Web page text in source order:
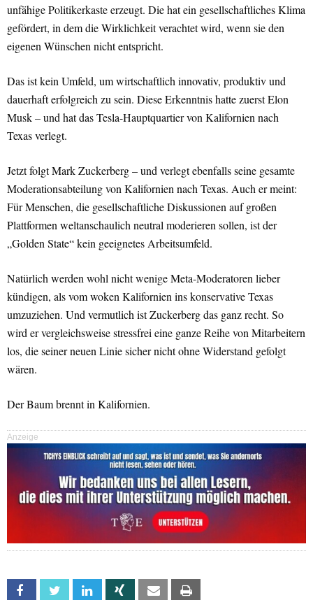
unfähige Politikerkaste erzeugt. Die hat ein gesellschaftliches Klima
gefördert, in dem die Wirklichkeit verachtet wird, wenn sie den
eigenen Wünschen nicht entspricht.
Das ist kein Umfeld, um wirtschaftlich innovativ, produktiv und
dauerhaft erfolgreich zu sein. Diese Erkenntnis hatte zuerst Elon
Musk – und hat das Tesla-Hauptquartier von Kalifornien nach
Texas verlegt.
Jetzt folgt Mark Zuckerberg – und verlegt ebenfalls seine gesamte
Moderationsabteilung von Kalifornien nach Texas. Auch er meint:
Für Menschen, die gesellschaftliche Diskussionen auf großen
Plattformen weltanschaulich neutral moderieren sollen, ist der
„Golden State“ kein geeignetes Arbeitsumfeld.
Natürlich werden wohl nicht wenige Meta-Moderatoren lieber
kündigen, als vom woken Kalifornien ins konservative Texas
umzuziehen. Und vermutlich ist Zuckerberg das ganz recht. So
wird er vergleichsweise stressfrei eine ganze Reihe von Mitarbeitern
los, die seiner neuen Linie sicher nicht ohne Widerstand gefolgt
wären.
Der Baum brennt in Kalifornien.
Anzeige
Facebook Twitter Linkedin Xing Email